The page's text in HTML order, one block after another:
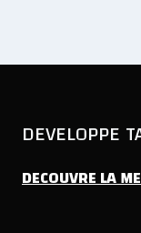
DEVELOPPE
DECOUVRELA